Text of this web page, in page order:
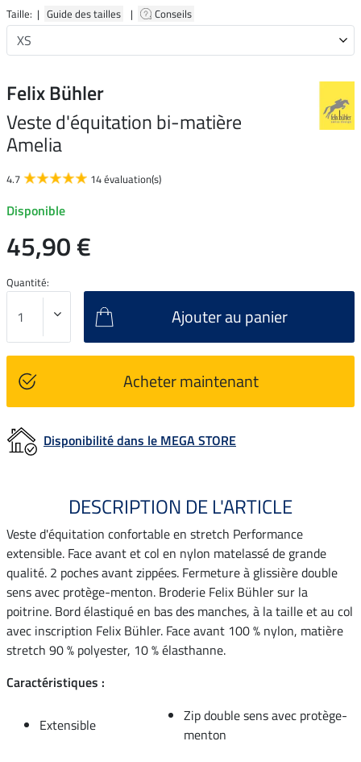
Taille: | Guide des tailles | Conseils
Felix Bühler
Veste d'équitation bi-matière
Amelia
4.7 14 évaluation(s)
Disponible
45,90 €
Quantité:
Ajouter au panier
Acheter maintenant
Disponibilité dans le MEGA STORE
DESCRIPTION DE L'ARTICLE
Veste d'équitation confortable en stretch Performance
extensible. Face avant et col en nylon matelassé de grande
qualité. 2 poches avant zippées. Fermeture à glissière double
sens avec protège-menton. Broderie Felix Bühler sur la
poitrine. Bord élastiqué en bas des manches, à la taille et au col
avec inscription Felix Bühler. Face avant 100 % nylon, matière
stretch 90 % polyester, 10 % élasthanne.
Caractéristiques :
Extensible
Zip double sens avec protège-
menton